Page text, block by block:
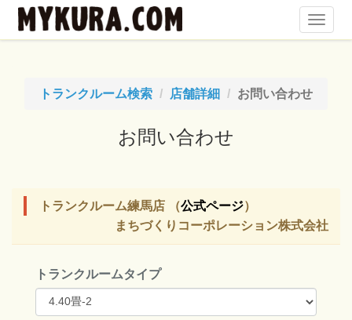
トランクルーム検索 店舗詳細 お問い合わせ
お問い合わせ
トランクルーム練馬店 （公式ページ）
まちづくりコーポレーション株式会社
トランクルームタイプ